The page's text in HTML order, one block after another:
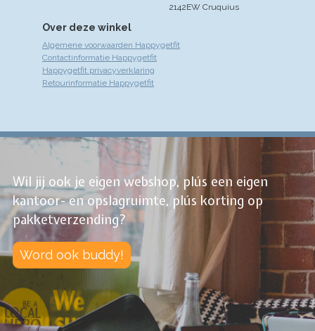
Over deze winkel
Algemene voorwaarden Happygetfit
Contactinformatie Happygetfit
Happygetfit privacyverklaring
Retourinformatie Happygetfit
2142EW Cruquius
Wil jij ook je eigen webshop, plús een eigen
kantoor- en opslagruimte, plús korting op
pakketverzending?
Word ook buddy!